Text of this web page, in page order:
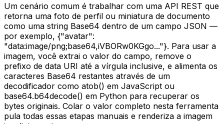
Um cenário comum é trabalhar com uma API REST que
retorna uma foto de perfil ou miniatura de documento
como uma string Base64 dentro de um campo JSON —
por exemplo, {"avatar":
"data:image/png;base64,iVBORw0KGgo..."}. Para usar a
imagem, você extrai o valor do campo, remove o
prefixo de data URI até a vírgula inclusive, e alimenta os
caracteres Base64 restantes através de um
decodificador como atob() em JavaScript ou
base64.b64decode() em Python para recuperar os
bytes originais. Colar o valor completo nesta ferramenta
pula todas essas etapas manuais e renderiza a imagem